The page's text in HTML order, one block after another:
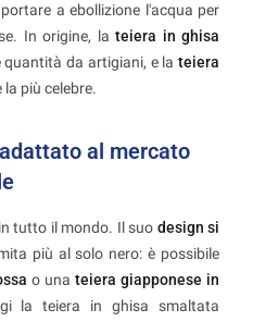
a ebollizione l'acqua per
In origine, la teiera in ghisa
da artigiani, e la teiera
la più celebre.
al mercato
tutto il mondo. Il suo design si
più al solo nero: è possibile
o una teiera giapponese in
la teiera in ghisa smaltata